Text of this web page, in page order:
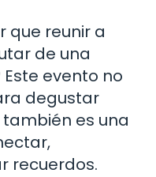
que reunir a
de una
evento no
degustar
es una
recuerdos.